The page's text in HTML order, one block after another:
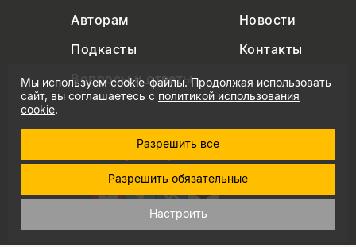
Авторам
Новости
Подкасты
Контакты
Вопросы и ответы
+7 (495) 229-91-03
info@nlobooks.ru
Мы используем cookie-файлы. Продолжая использовать
сайт, вы соглашаетесь с политикой использования
cookie.
Разрешить все
Разрешить обязательные
Настроить